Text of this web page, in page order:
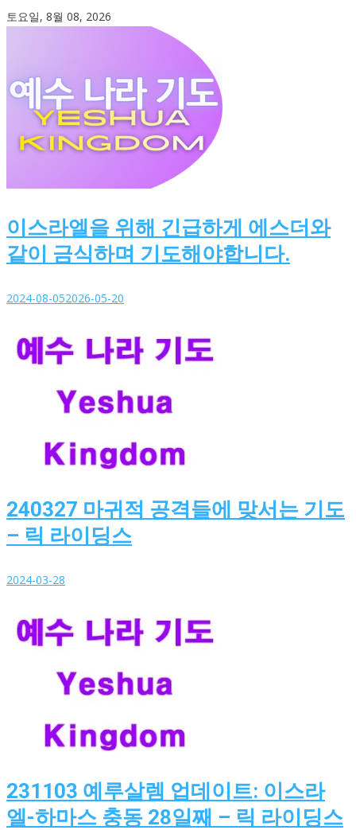
Skip
토요일, 8월 08, 2026
이스라엘을 위해 긴급하게 에스더와
같이 금식하며 기도해야합니다.
2024-08-052026-05-20
240327 마귀적 공격들에 맞서는 기도
– 릭 라이딩스
2024-03-28
231103 예루살렘 업데이트: 이스라
엘-하마스 충동 28일째 – 릭 라이딩스